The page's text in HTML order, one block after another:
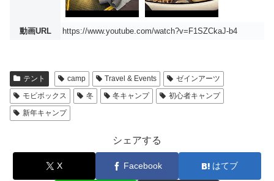
動画URL https://www.youtube.com/watch?v=F1SZCkaJ-b4
テント camp Travel & Events
ゼインアーツ
モビボックス
冬 冬キャンプ
初心者キャンプ
新年キャンプ
シェアする
X Facebook はてブ